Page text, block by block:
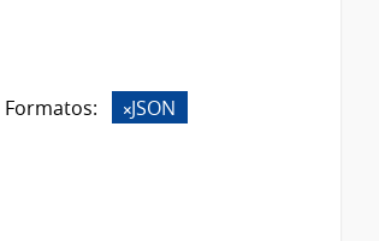
Formatos:
JSON